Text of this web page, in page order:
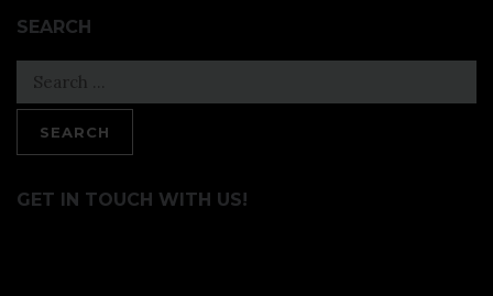
SEARCH
for:
GET IN TOUCH WITH US!